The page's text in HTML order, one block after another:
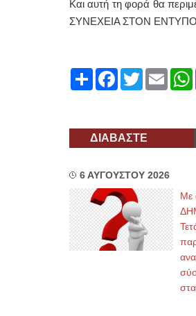
Και αυτή τη φορά θα
ΣΥΝΕΧΕΙΑ ΣΤΟΝ
ShareFacebook
TwitterEmail
ΔΙΑΒΑΣΤΕ
6 ΑΥΓΟΥΣΤΟΥ 2026
Με
στα